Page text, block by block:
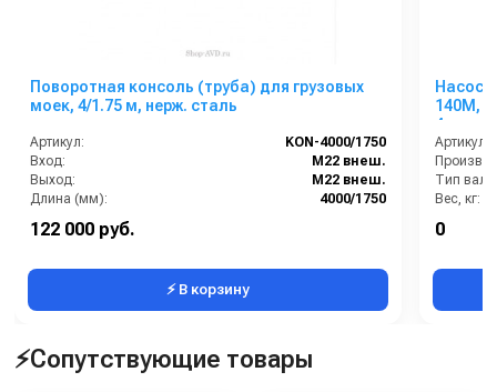
Поворотная консоль (труба) для грузовых
моек, 4/1.75 м, нерж. сталь
Артикул:
KON-4000/1750
Вход:
M22 внеш.
Выход:
M22 внеш.
Длина (мм):
4000/1750
Страна-производитель:
122 000 руб.
⚡ В корзину
Насос
140M,
4-х.
Артикул:
Тип вала:
Вес, кг:
Расход
0
⚡Сопутствующие товары